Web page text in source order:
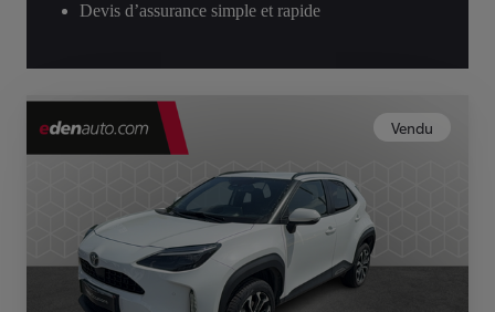
Devis d’assurance simple et rapide
Vendu